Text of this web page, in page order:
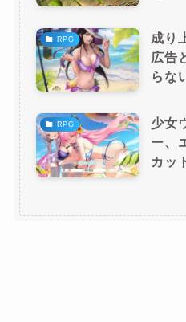
RPG
成り
広告
らな
RPG
少女
ー、
カッ